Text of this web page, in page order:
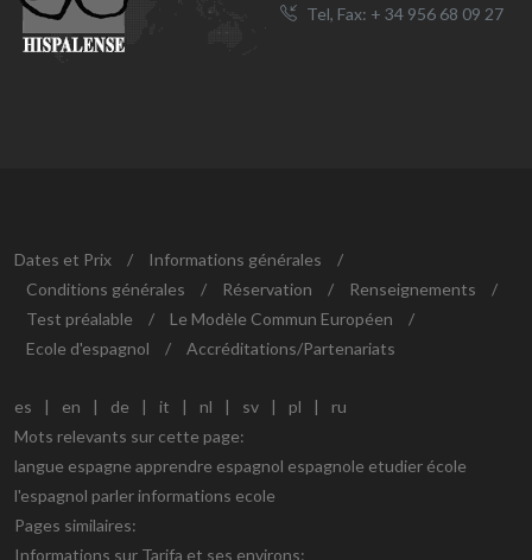
Tel, Fax: + 34 956 68 09 27
Dates et Prix / Informations générales
/
Conditions générales
/ Réservation / Renseignements
/
Test préalable
/ Le Modèle Commun Européen
/
Ecole d'espagnol
/ Accréditations/Partenariats
es | en | de | it | nl | sv | pl |
ru
Mots relevants sur cette page:
langue espagne apprendre espagnol espagnole etudier école
l'espagnol parler informations ecole
Pages similaires:
Informations sur Tarifa et ses environs: